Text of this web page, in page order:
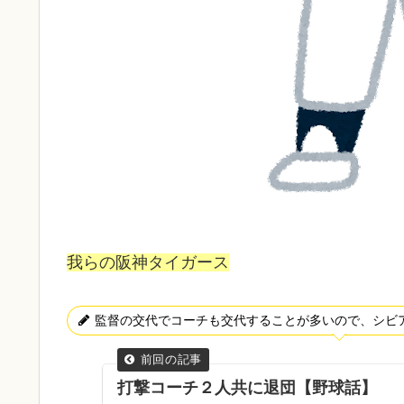
我らの阪神タイガース
監督の交代でコーチも交代することが多いので、シ
打撃コーチ２人共に退団【野球話】